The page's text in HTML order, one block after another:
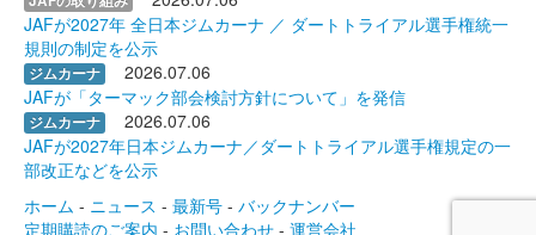
JAFが2027年 全日本ジムカーナ ／ ダートトライアル選手権統一
規則の制定を公示
ジムカーナ
2026.07.06
JAFが「ターマック部会検討方針について」を発信
ジムカーナ
2026.07.06
JAFが2027年日本ジムカーナ／ダートトライアル選手権規定の一
部改正などを公示
ホーム - ニュース - 最新号 - バックナンバー
定期購読のご案内 - お問い合わせ - 運営会社